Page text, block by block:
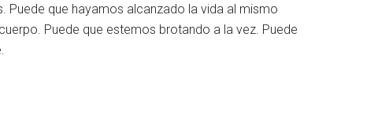
Puede que hayamos alcanzado la vida al mismo
Puede que estemos brotando a la vez. Puede